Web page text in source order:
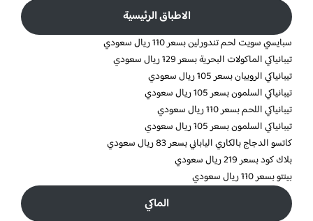
الاطباق الرئيسية
سبايسي سويت لحم تندورلين بسعر 110 ريال سعودي
تيبانياكي الماكولات البحرية بسعر 129 ريال سعودي
تيبانياكي الروبيان بسعر 105 ريال سعودي
تيبانياكي السلمون بسعر 105 ريال سعودي
تيبانياكي اللحم بسعر 110 ريال سعودي
تيبانياكي السلمون بسعر 105 ريال سعودي
كاتسو الدجاج بالكاري الياباني بسعر 83 ريال سعودي
بلاك كود بسعر 219 ريال سعودي
بينتو بسعر 110 ريال سعودي
الماكي